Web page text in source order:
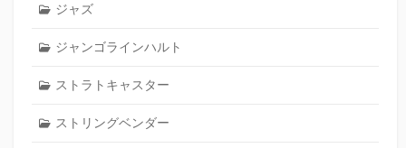
ジャズ
ジャンゴラインハルト
ストラトキャスター
ストリングベンダー